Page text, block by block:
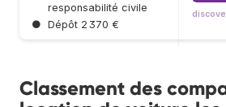
responsabilité civile
● Dépôt 2 370 €
Classement des